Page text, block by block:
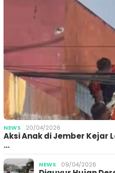
NEWS 20/04/2026
Aksi Anak di Jember Kejar
…
NEWS 09/04/2026